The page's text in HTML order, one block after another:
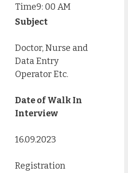
Time9: 00 AM
Subject
Doctor, Nurse and
Data Entry
Operator Etc.
Date of Walk In
Interview
16.09.2023
Registration